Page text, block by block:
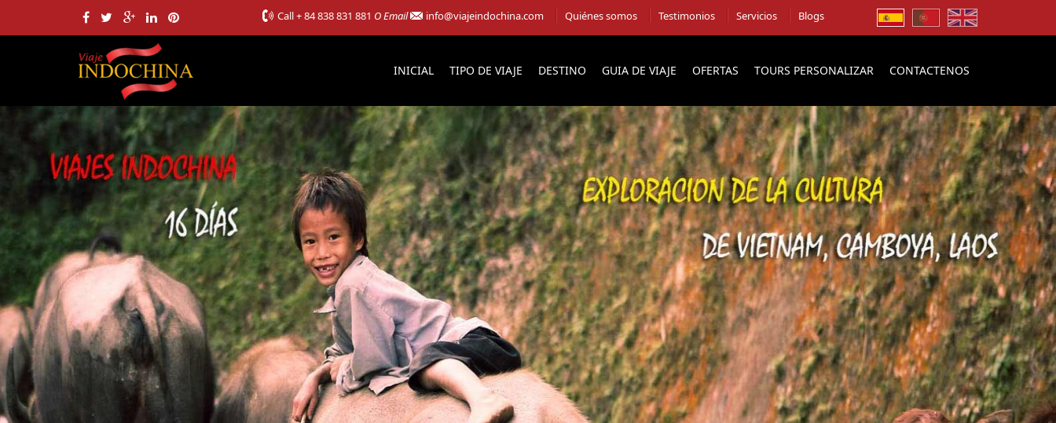
Call+ 84 838 831 881 O Email info@viajeindochina.com Quiénes somos Testimonios Servicios Blogs
INICIAL TIPO DE VIAJE DESTINO GUIA DE VIAJE OFERTAS TOURS PERSONALIZAR CONTACTENOS